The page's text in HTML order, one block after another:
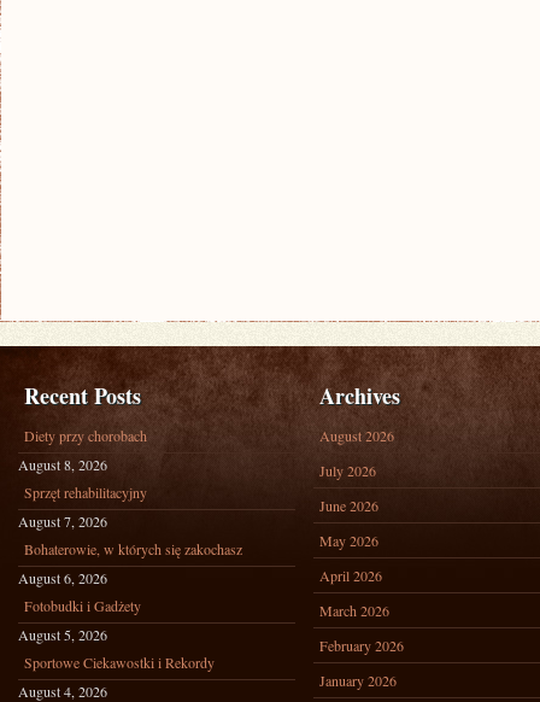
Recent Posts
Diety przy chorobach
August 8, 2026
Sprzęt rehabilitacyjny
August 7, 2026
Bohaterowie, w których się zakochasz
August 6, 2026
Fotobudki i Gadżety
August 5, 2026
Sportowe Ciekawostki i Rekordy
August 4, 2026
Archives
August 2026
July 2026
June 2026
May 2026
April 2026
March 2026
February 2026
January 2026